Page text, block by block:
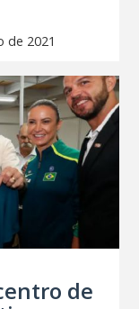
de 2021
de